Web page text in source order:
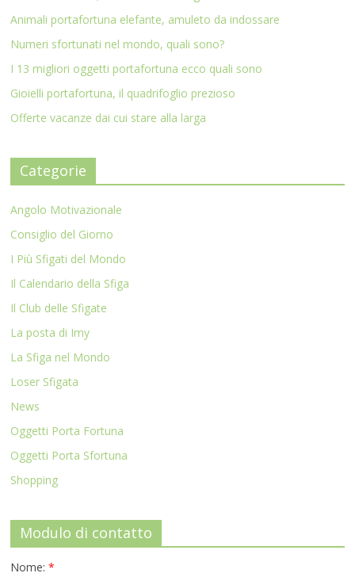
Animali portafortuna elefante, amuleto da indossare
Numeri sfortunati nel mondo, quali sono?
I 13 migliori oggetti portafortuna ecco quali sono
Gioielli portafortuna, il quadrifoglio prezioso
Offerte vacanze dai cui stare alla larga
Categorie
Angolo Motivazionale
Consiglio del Giorno
I Più Sfigati del Mondo
Il Calendario della Sfiga
Il Club delle Sfigate
La posta di Imy
La Sfiga nel Mondo
Loser Sfigata
News
Oggetti Porta Fortuna
Oggetti Porta Sfortuna
Shopping
Modulo di contatto
Nome:*